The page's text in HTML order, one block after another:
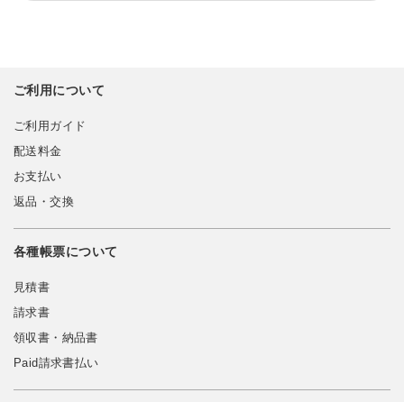
ご利用について
ご利用ガイド
配送料金
お支払い
返品・交換
各種帳票について
見積書
請求書
領収書・納品書
Paid請求書払い